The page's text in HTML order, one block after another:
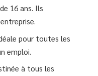
16 ans. Ils
pour toutes les
emploi.
à tous les